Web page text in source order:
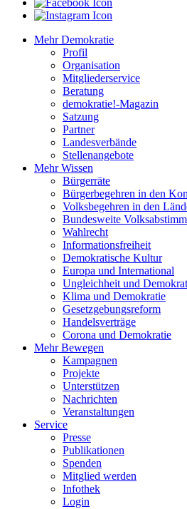
Mehr Demokratie
Profil
Organisation
Mitgliederservice
Beratung
demokratie!-Magazin
Satzung
Partner
Landesverbände
Stellenangebote
Mehr Wissen
Bürgerräte
Bürgerbegehren in den
Volksbegehren in den
Bundesweite
Wahlrecht
Informationsfreiheit
Demokratische Kultur
Europa und International
Ungleichheit und
Klima und Demokratie
Gesetzgebungsreform
Handelsverträge
Corona und Demokratie
Mehr Bewegen
Kampagnen
Projekte
Unterstützen
Nachrichten
Veranstaltungen
Service
Presse
Publikationen
Spenden
Mitglied werden
Infothek
Login